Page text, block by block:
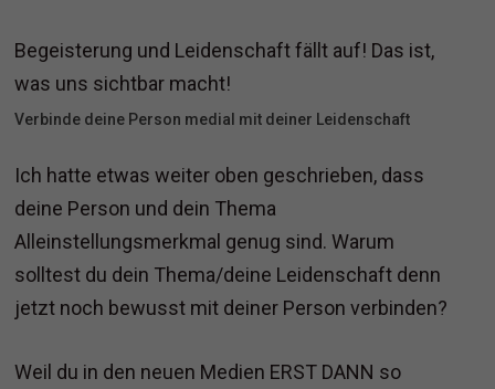
Begeisterung und Leidenschaft fällt auf! Das ist,
was uns sichtbar macht!
Verbinde deine Person medial mit deiner Leidenschaft
Ich hatte etwas weiter oben geschrieben, dass
deine Person und dein Thema
Alleinstellungsmerkmal genug sind. Warum
solltest du dein Thema/deine Leidenschaft denn
jetzt noch bewusst mit deiner Person verbinden?
Weil du in den neuen Medien ERST DANN so